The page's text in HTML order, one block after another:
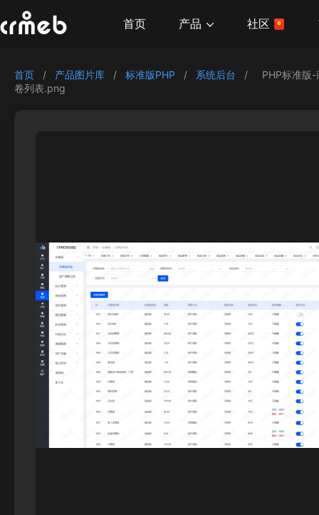
首页 产品 社区
首页 / 产品图片库 / 标准版PHP / 系统后台 /
PHP标准版
卷列表.png